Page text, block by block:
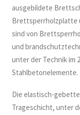
ausgebildete
Brettsperrholzplatte
sind von
und
unter der Technik im
Stahlbetonelemente.
Die elastisch-
Trageschicht, unter